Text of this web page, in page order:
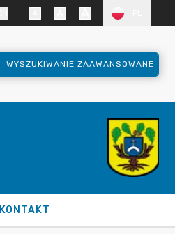
WYSZUKIWANIE ZAAWANSOWANE
KONTAKT